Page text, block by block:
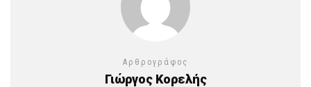
Αρθρογράφος
Γιώργος Κορελής